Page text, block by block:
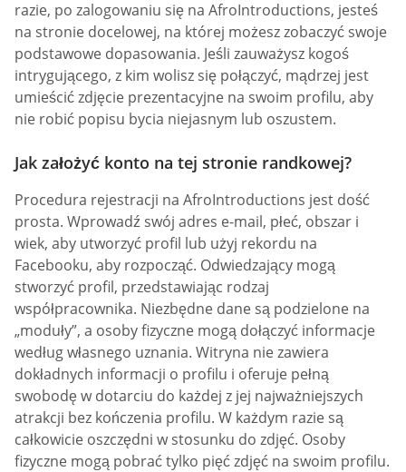
razie, po zalogowaniu się na AfroIntroductions, jesteś
na stronie docelowej, na której możesz zobaczyć swoje
podstawowe dopasowania. Jeśli zauważysz kogoś
intrygującego, z kim wolisz się połączyć, mądrzej jest
umieścić zdjęcie prezentacyjne na swoim profilu, aby
nie robić popisu bycia niejasnym lub oszustem.
Jak założyć konto na tej stronie randkowej?
Procedura rejestracji na AfroIntroductions jest dość
prosta. Wprowadź swój adres e-mail, płeć, obszar i
wiek, aby utworzyć profil lub użyj rekordu na
Facebooku, aby rozpocząć. Odwiedzający mogą
stworzyć profil, przedstawiając rodzaj
współpracownika. Niezbędne dane są podzielone na
„moduły”, a osoby fizyczne mogą dołączyć informacje
według własnego uznania. Witryna nie zawiera
dokładnych informacji o profilu i oferuje pełną
swobodę w dotarciu do każdej z jej najważniejszych
atrakcji bez kończenia profilu. W każdym razie są
całkowicie oszczędni w stosunku do zdjęć. Osoby
fizyczne mogą pobrać tylko pięć zdjęć na swoim profilu.